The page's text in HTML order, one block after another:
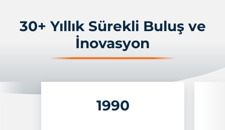
30+ Yıllık Sürekli Buluş ve
İnovasyon
1990